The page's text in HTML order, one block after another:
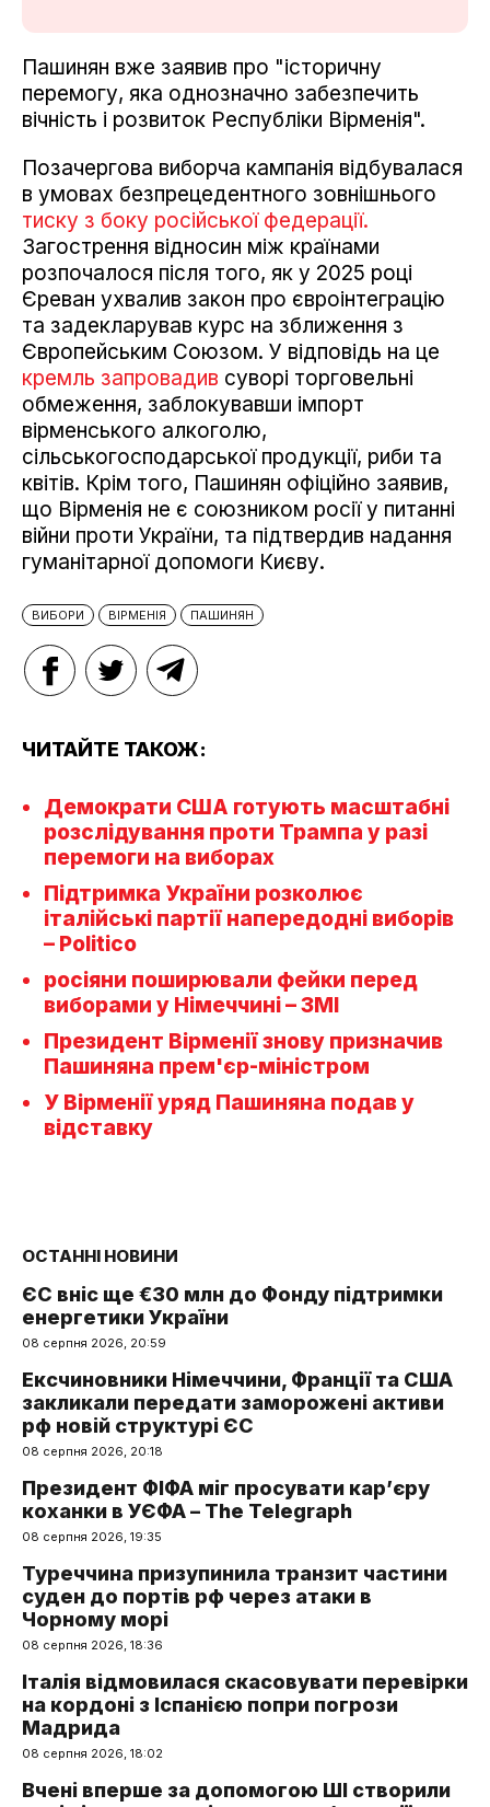
Пашинян вже заявив про "історичну
перемогу, яка однозначно забезпечить
вічність і розвиток Республіки Вірменія".
Позачергова виборча кампанія відбувалася
в умовах безпрецедентного зовнішнього
тиску з боку російської федерації.
Загострення відносин між країнами
розпочалося після того, як у 2025 році
Єреван ухвалив закон про євроінтеграцію
та задекларував курс на зближення з
Європейським Союзом. У відповідь на це
кремль запровадив суворі торговельні
обмеження, заблокувавши імпорт
вірменського алкоголю,
сільськогосподарської продукції, риби та
квітів. Крім того, Пашинян офіційно заявив,
що Вірменія не є союзником росії у питанні
війни проти України, та підтвердив надання
гуманітарної допомоги Києву.
ВИБОРИ ВІРМЕНІЯ ПАШИНЯН
ЧИТАЙТЕ ТАКОЖ:
Демократи США готують масштабні
розслідування проти Трампа у разі
перемоги на виборах
Підтримка України розколює
італійські партії напередодні виборів
– Politico
росіяни поширювали фейки перед
виборами у Німеччині – ЗМІ
Президент Вірменії знову призначив
Пашиняна прем'єр-міністром
У Вірменії уряд Пашиняна подав у
відставку
ОСТАННІ НОВИНИ
ЄС вніс ще €30 млн до Фонду підтримки
енергетики України
08 серпня 2026, 20:59
Ексчиновники Німеччини, Франції та США
закликали передати заморожені активи
рф новій структурі ЄС
08 серпня 2026, 20:18
Президент ФІФА міг просувати кар’єру
коханки в УЄФА – The Telegraph
08 серпня 2026, 19:35
Туреччина призупинила транзит частини
суден до портів рф через атаки в
Чорному морі
08 серпня 2026, 18:36
Італія відмовилася скасовувати перевірки
на кордоні з Іспанією попри погрози
Мадрида
08 серпня 2026, 18:02
Вчені вперше за допомогою ШІ створили